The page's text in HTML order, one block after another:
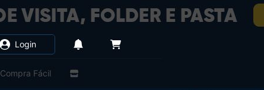
Compra Fácil
Login